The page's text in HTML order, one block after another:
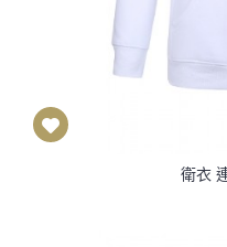
衛衣